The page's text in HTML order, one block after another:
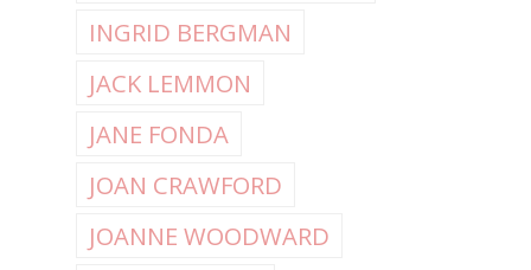
INGRID BERGMAN
JACK LEMMON
JANE FONDA
JOAN CRAWFORD
JOANNE WOODWARD